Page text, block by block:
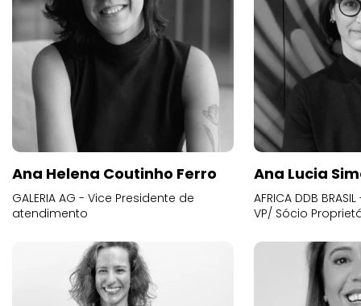
Ana Helena Coutinho Ferro
GALERIA AG - Vice Presidente de
atendimento
Ana Lucia
AFRICA DDB
VP/ Sócio